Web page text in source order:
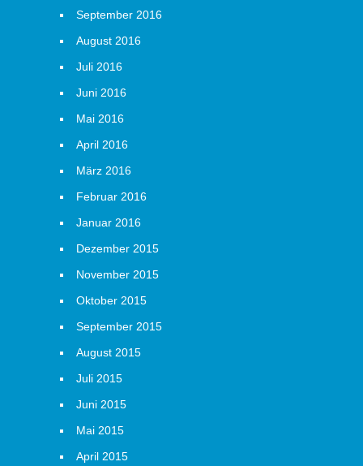
September 2016
August 2016
Juli 2016
Juni 2016
Mai 2016
April 2016
März 2016
Februar 2016
Januar 2016
Dezember 2015
November 2015
Oktober 2015
September 2015
August 2015
Juli 2015
Juni 2015
Mai 2015
April 2015